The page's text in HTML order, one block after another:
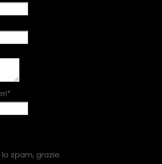
*
spam, grazie.